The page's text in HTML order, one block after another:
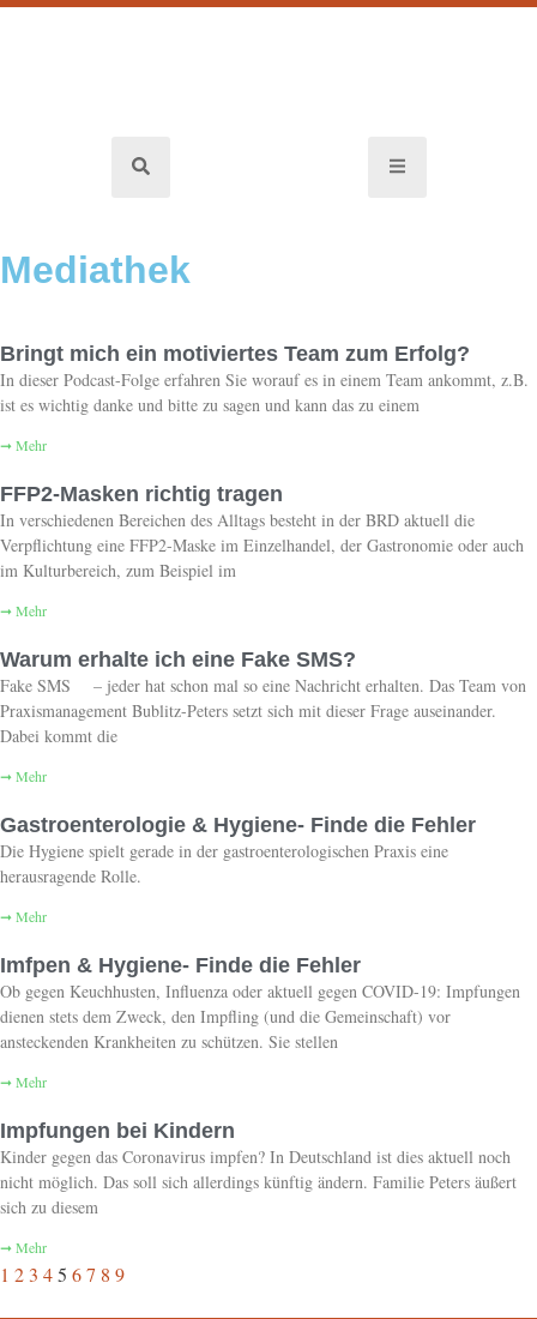
Mediathek
Bringt mich ein motiviertes Team zum Erfolg?
In dieser Podcast-Folge erfahren Sie worauf es in einem Team ankommt, z.B.
ist es wichtig danke und bitte zu sagen und kann das zu einem
➞ Mehr
FFP2-Masken richtig tragen
In verschiedenen Bereichen des Alltags besteht in der BRD aktuell die
Verpflichtung eine FFP2-Maske im Einzelhandel, der Gastronomie oder auch
im Kulturbereich, zum Beispiel im
➞ Mehr
Warum erhalte ich eine Fake SMS?
Fake SMS – jeder hat schon mal so eine Nachricht erhalten. Das Team von
Praxismanagement Bublitz-Peters setzt sich mit dieser Frage auseinander.
Dabei kommt die
➞ Mehr
Gastroenterologie & Hygiene- Finde die Fehler
Die Hygiene spielt gerade in der gastroenterologischen Praxis eine
herausragende Rolle.
➞ Mehr
Imfpen & Hygiene- Finde die Fehler
Ob gegen Keuchhusten, Influenza oder aktuell gegen COVID-19: Impfungen
dienen stets dem Zweck, den Impfling (und die Gemeinschaft) vor
ansteckenden Krankheiten zu schützen. Sie stellen
➞ Mehr
Impfungen bei Kindern
Kinder gegen das Coronavirus impfen? In Deutschland ist dies aktuell noch
nicht möglich. Das soll sich allerdings künftig ändern. Familie Peters äußert
sich zu diesem
➞ Mehr
1 2 3 45 67 8 9